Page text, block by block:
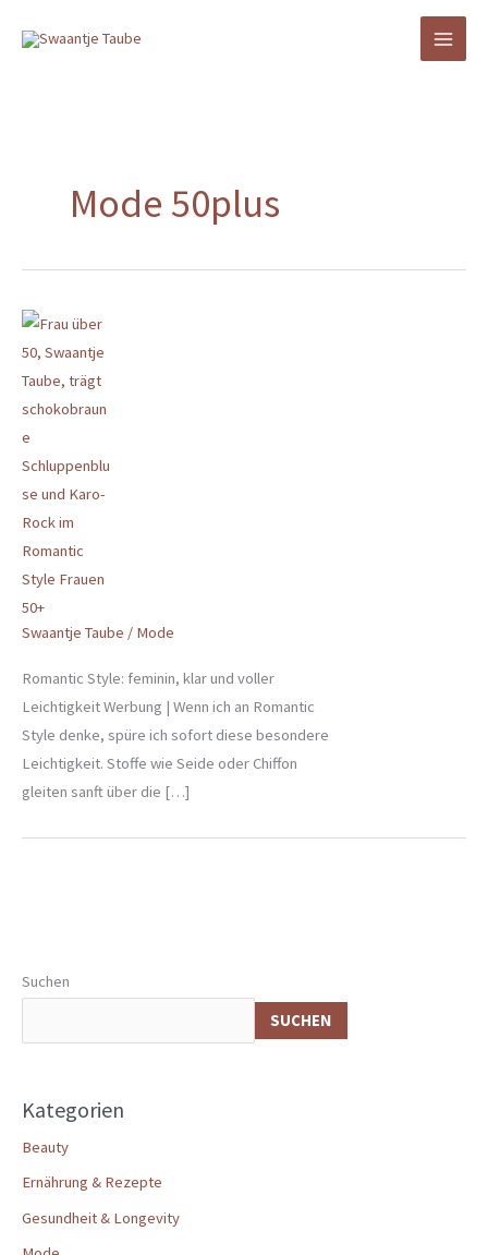
Inhalt
Suchen
SUCHEN
Kategorien
Beauty
Ernährung & Rezepte
Gesundheit & Longevity
Mode 50plus
Swaantje Taube / Mode
Romantic Style: feminin, klar und voller
Leichtigkeit Werbung | Wenn ich an Romantic
Style denke, spüre ich sofort diese besondere
Leichtigkeit. Stoffe wie Seide oder Chiffon
gleiten sanft über die […]